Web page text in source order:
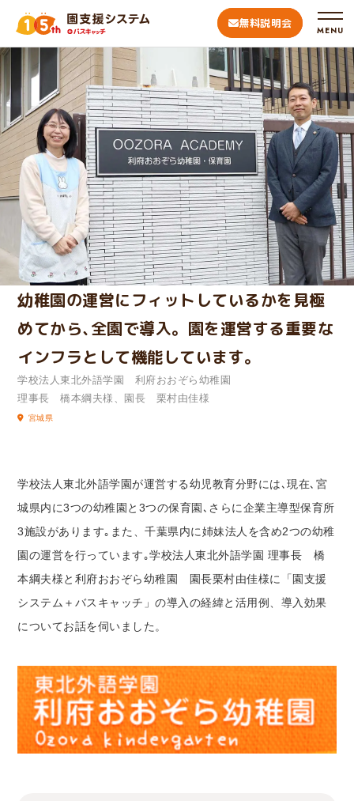
無料説明会
MENU
幼稚園の運営にフィットしているかを見極
めてから､全園で導入。園を運営する重要な
インフラとして機能しています｡
学校法人東北外語学園 利府おおぞら幼稚園
理事長 橋本綱夫様、園長 栗村由佳様
宮城県
学校法人東北外語学園が運営する幼児教育分野には､現在､宮
城県内に3つの幼稚園と3つの保育園､さらに企業主導型保育所
3施設があります｡また、千葉県内に姉妹法人を含め2つの幼稚
園の運営を行っています｡学校法人東北外語学園 理事長 橋
本綱夫様と利府おおぞら幼稚園 園長栗村由佳様に「園支援
システム＋バスキャッチ」の導入の経緯と活用例、導入効果
についてお話を伺いました。